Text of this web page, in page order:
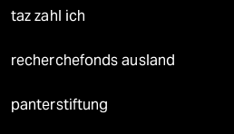
taz zahl ich
recherchefonds ausland
panterstiftung